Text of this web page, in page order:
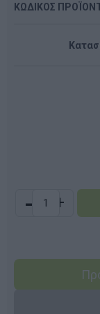
ΚΩΔΙΚΟΣ
- +